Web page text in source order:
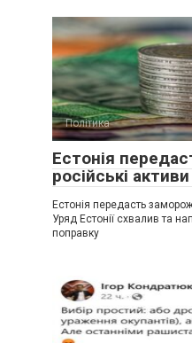
Політика
Естонія
російські активи
Естонія передасть
Уряд Естонії схвалив та
поправку